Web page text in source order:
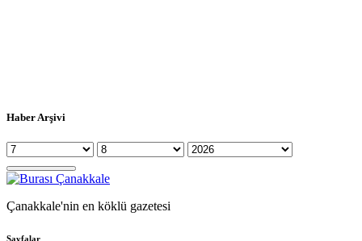
Haber Arşivi
Çanakkale'nin en köklü gazetesi
Sayfalar